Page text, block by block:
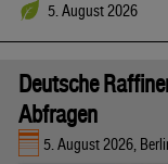
5. August 2026
Deutsche
Abfragen
5. August 2026,